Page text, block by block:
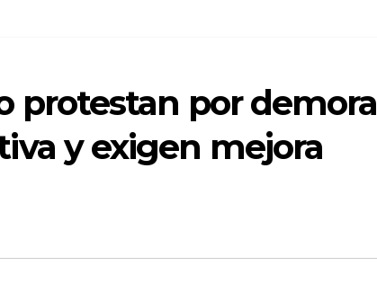
protestan por demora
y exigen mejora